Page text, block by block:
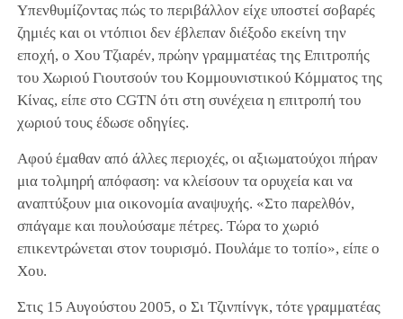
Υπενθυμίζοντας πώς το περιβάλλον είχε υποστεί σοβαρές
ζημιές και οι ντόπιοι δεν έβλεπαν διέξοδο εκείνη την
εποχή, ο Χου Τζιαρέν, πρώην γραμματέας της Επιτροπής
του Χωριού Γιουτσούν του Κομμουνιστικού Κόμματος της
Κίνας, είπε στο CGTN ότι στη συνέχεια η επιτροπή του
χωριού τους έδωσε οδηγίες.
Αφού έμαθαν από άλλες περιοχές, οι αξιωματούχοι πήραν
μια τολμηρή απόφαση: να κλείσουν τα ορυχεία και να
αναπτύξουν μια οικονομία αναψυχής. «Στο παρελθόν,
σπάγαμε και πουλούσαμε πέτρες. Τώρα το χωριό
επικεντρώνεται στον τουρισμό. Πουλάμε το τοπίο», είπε ο
Χου.
Στις 15 Αυγούστου 2005, ο Σι Τζινπίνγκ, τότε γραμματέας